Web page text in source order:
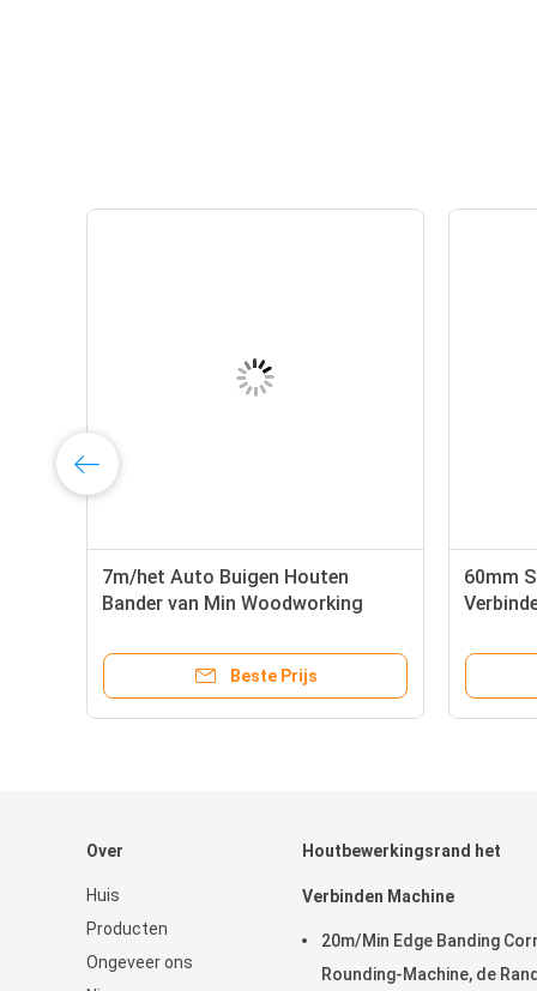
7m/het Auto Buigen Houten
Bander van Min Woodworking
Beste Prijs
60mm
Over
Huis
Producten
Ongeveer ons
Houtbewerkingsrand het
Verbinden Machine
20m/Min Edge Banding
Rounding-Machine, de